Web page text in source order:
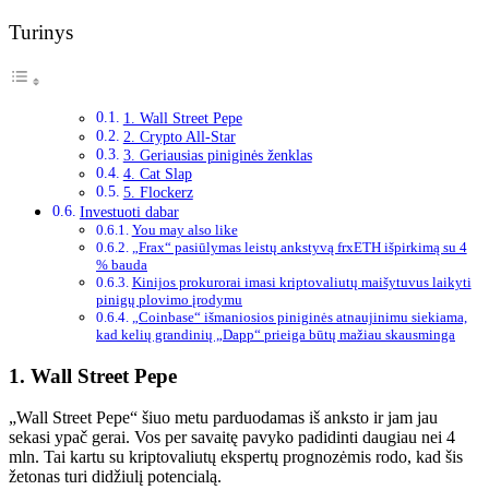
Turinys
1. Wall Street Pepe
2. Crypto All-Star
3. Geriausias piniginės ženklas
4. Cat Slap
5. Flockerz
Investuoti dabar
You may also like
„Frax“ pasiūlymas leistų ankstyvą frxETH išpirkimą su 4
% bauda
Kinijos prokurorai imasi kriptovaliutų maišytuvus laikyti
pinigų plovimo įrodymu
„Coinbase“ išmaniosios piniginės atnaujinimu siekiama,
kad kelių grandinių „Dapp“ prieiga būtų mažiau skausminga
1. Wall Street Pepe
„Wall Street Pepe“ šiuo metu parduodamas iš anksto ir jam jau
sekasi ypač gerai. Vos per savaitę pavyko padidinti daugiau nei 4
mln. Tai kartu su kriptovaliutų ekspertų prognozėmis rodo, kad šis
žetonas turi didžiulį potencialą.